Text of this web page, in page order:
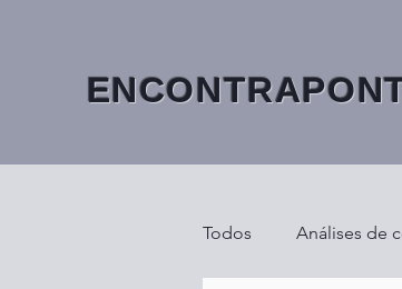
Todos Análises de